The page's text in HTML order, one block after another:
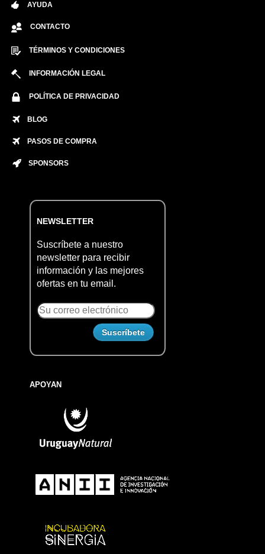
AYUDA
CONTACTO
TÉRMINOS Y CONDICIONES
INFORMACIÓN LEGAL
POLÍTICA DE PRIVACIDAD
BLOG
PASOS DE COMPRA
SPONSORS
NEWSLETTER
Suscríbete a nuestro
newsletter para recibir
información y las mejores
ofertas en tu email.
APOYAN